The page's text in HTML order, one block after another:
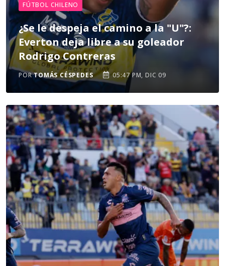
FÚTBOL CHILENO
¿Se le despeja el camino a la "U"?:
Everton deja libre a su goleador
Rodrigo Contreras
PORTOMÁS CÉSPEDES 05:47 PM, DIC 09